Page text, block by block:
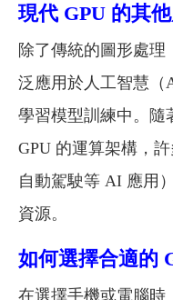
現代 GPU 的其
除了傳統的圖形處理
泛應用於人工智慧
學習模型訓練中。隨
GPU 的運算架構，
自動駕駛等 AI 應用
資源。
如何選擇合適的
在選擇手機或電腦時